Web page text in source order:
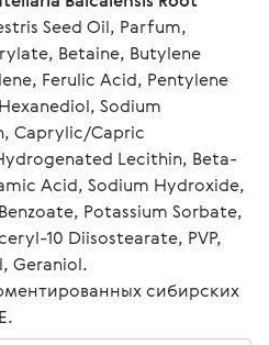
Seed Oil, Parfum,
Betaine, Butylene
Ferulic Acid, Pentylene
Sodium
Caprylic/Capric
Lecithin, Beta-
Acid, Sodium Hydroxide,
Potassium Sorbate,
10 Diisostearate, PVP,
Geraniol.
сибирских